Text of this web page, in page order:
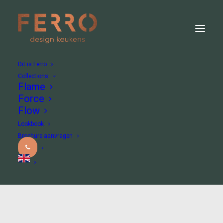
Dit is Ferro
Collections
Flame
Force
Flow
Lookbook
Brochure aanvragen